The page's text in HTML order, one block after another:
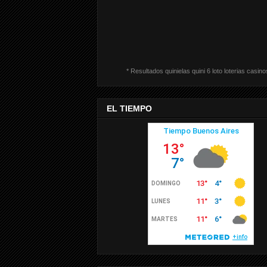
* Resultados quinielas quini 6 loto loterias
EL TIEMPO